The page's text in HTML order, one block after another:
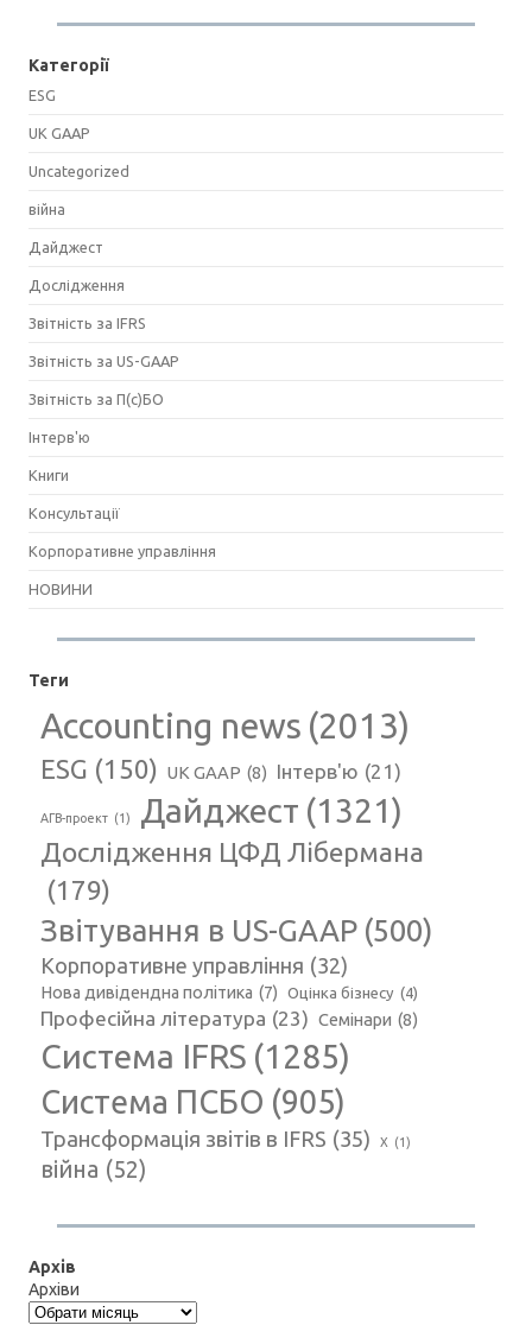
Категорії
ESG
UK GAAP
Uncategorized
війна
Дайджест
Дослідження
Звітність за IFRS
Звітність за US-GAAP
Звітність за П(с)БО
Інтерв'ю
Книги
Консультації
Корпоративне управління
НОВИНИ
Теги
Accounting news (2013)
ESG (150) UK GAAP (8) Інтерв'ю (21)
АГВ-проект (1) Дайджест (1321)
Дослідження ЦФД Лібермана
(179)
Звітування в US-GAAP (500)
Корпоративне управління (32)
Нова дивідендна політика (7) Оцінка бізнесу (4)
Професійна література (23) Семінари (8)
Система IFRS (1285)
Система ПСБО (905)
Трансформація звітів в IFRS (35) Х (1)
війна (52)
Архів
Архіви